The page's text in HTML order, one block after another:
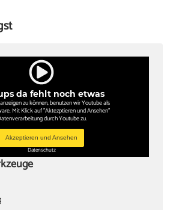
da fehlt noch etwas
zu können, benutzen wir Youtube als
Mit Klick auf "Aktezptieren und Ansehen"
durch Youtube zu.
Akzeptieren und Ansehen
Datenschutz